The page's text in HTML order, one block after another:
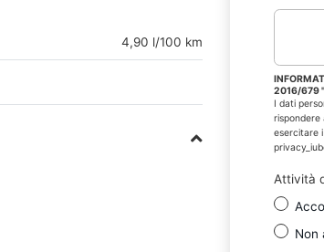
4,90 l/100 km
2016/679
I dati
rispondere
esercitare
Attività
Non